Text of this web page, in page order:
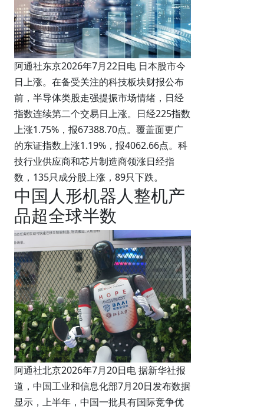
阿通社东京2026年7月22日电 日本股市今
日上涨。在备受关注的科技板块财报公布
前，半导体类股走强提振市场情绪，日经
指数连续第二个交易日上涨。日经225指数
上涨1.75%，报67388.70点。覆盖面更广
的东证指数上涨1.19%，报4062.66点。科
技行业供应商和芯片制造商领涨日经指
数，135只成分股上涨，89只下跌。
中国人形机器人整机产
品超全球半数
阿通社北京2026年7月20日电 据新华社报
道，中国工业和信息化部7月20日发布数据
显示，上半年，中国一批具有国际竞争优